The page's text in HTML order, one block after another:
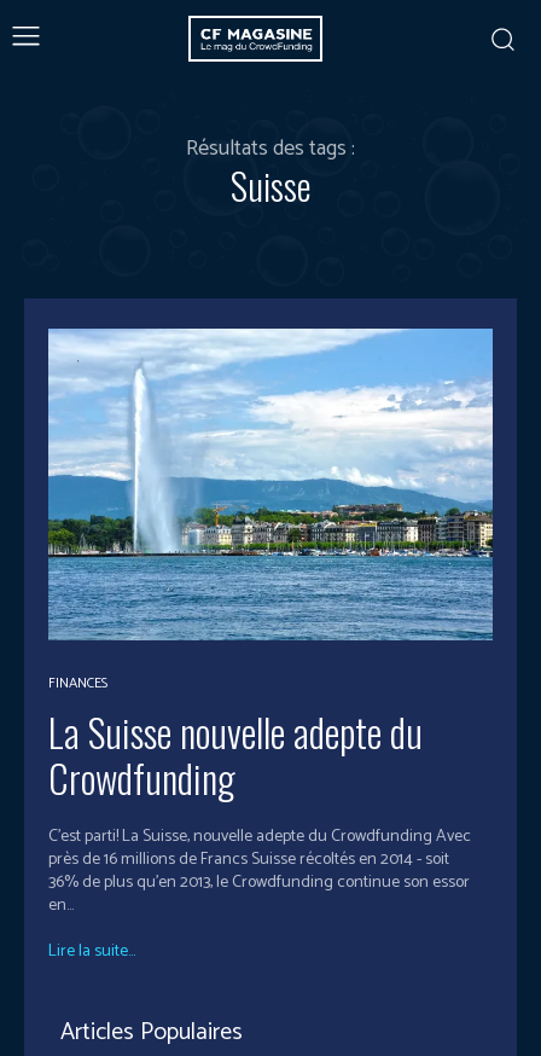
Résultats des tags :
Suisse
FINANCES
La Suisse nouvelle adepte du
Crowdfunding
C'est parti! La Suisse, nouvelle adepte du Crowdfunding Avec
près de 16 millions de Francs Suisse récoltés en 2014 - soit
36% de plus qu’en 2013, le Crowdfunding continue son essor
en...
Lire la suite...
Articles Populaires